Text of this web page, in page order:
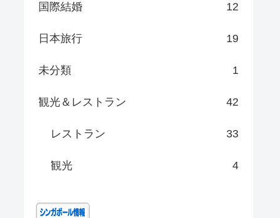
国際結婚 12
日本旅行 19
未分類 1
観光＆レストラン 42
レストラン 33
観光 4